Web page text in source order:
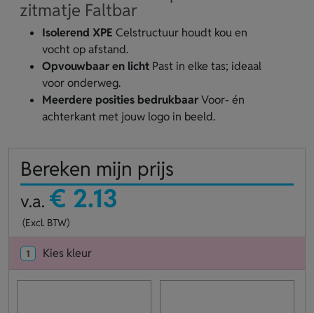
zitmatje Faltbar
Isolerend XPE Celstructuur houdt kou en
vocht op afstand.
Opvouwbaar en licht Past in elke tas; ideaal
voor onderweg.
Meerdere posities bedrukbaarVoor- én
achterkant met jouw logo in beeld.
Bereken mijn prijs
v.a. € 2.13
(Excl. BTW)
1 Kies kleur